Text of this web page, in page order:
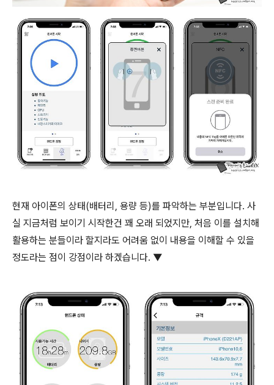
현재 아이폰의 상태(배터리, 용량 등)를 파악하는 부분입니다. 사
실 지금처럼 보이기 시작한건 꽤 오래 되었지만, 처음 이를 설치해
활용하는 분들이라 할지라도 어려움 없이 내용을 이해할 수 있을
정도라는 점이 강점이라 하겠습니다. ▼